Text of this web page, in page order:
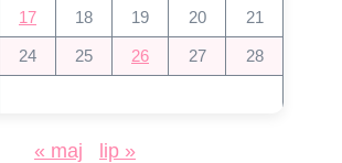
17 18 19 20 21
24 25 26 27 28
« maj lip »